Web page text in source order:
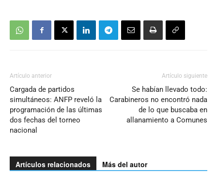
Artículo anterior
Cargada de partidos
simultáneos: ANFP reveló la
programación de las últimas
dos fechas del torneo
nacional
Artículo siguiente
Se habían llevado todo:
Carabineros no encontró nada
de lo que buscaba en
allanamiento a Comunes
Artículos relacionados Más del autor